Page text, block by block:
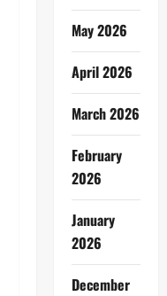
May 2026
April 2026
March 2026
February
2026
January
2026
December